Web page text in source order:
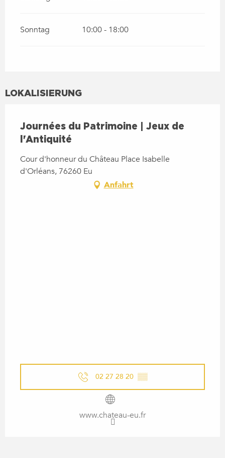
Sonntag 10:00 - 18:00
LOKALISIERUNG
Journées du Patrimoine | Jeux de
l'Antiquité
Cour d'honneur du Château Place Isabelle
d'Orléans, 76260 Eu
Anfahrt
02 27 28 20 ▒▒
www.chateau-eu.fr